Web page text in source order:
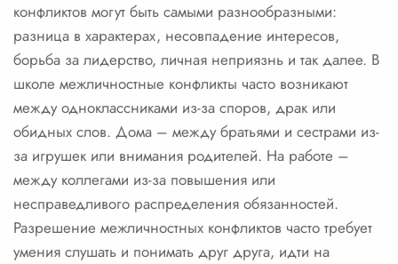
конфликтов могут быть самыми разнообразными:
разница в характерах, несовпадение интересов,
борьба за лидерство, личная неприязнь и так далее. В
школе межличностные конфликты часто возникают
между одноклассниками из-за споров, драк или
обидных слов. Дома – между братьями и сестрами из-
за игрушек или внимания родителей. На работе –
между коллегами из-за повышения или
несправедливого распределения обязанностей.
Разрешение межличностных конфликтов часто требует
умения слушать и понимать друг друга, идти на